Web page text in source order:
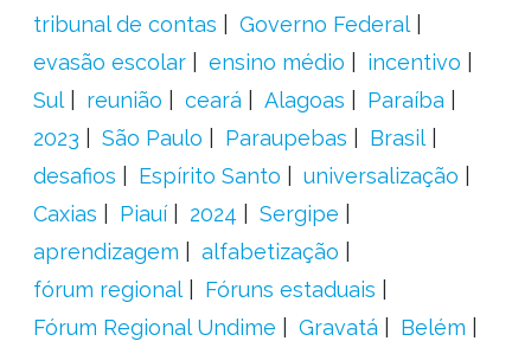
tribunal de contas
Governo Federal
evasão escolar
ensino médio
incentivo
Sul
reunião ceará Alagoas
Paraíba
2023
São Paulo Paraupebas
Brasil
desafios
Espírito Santo
universalização
Caxias
Piauí 2024
Sergipe
aprendizagem
alfabetização
fórum regional
Fóruns estaduais
Fórum Regional Undime
Gravatá
Belém